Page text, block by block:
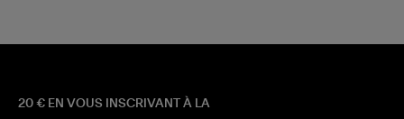
20 € EN VOUS INSCRIVANT À LA